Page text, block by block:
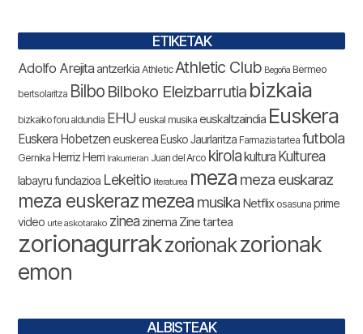
ETIKETAK
Adolfo Arejitaantzerkia Athletic Athletic Club Begoña Bermeo
bertsolaritza Bilbo Bilboko Eleizbarrutia bizkaia
bizkaiko foru aldundia EHU euskal musika euskaltzaindia Euskera
Euskera Hobetzeneuskerea Eusko Jaurlaritza Farmazia tartea futbola
Gernika Herriz Herri Irakurrieran Juan del Arco kirolakultura Kulturea
labayru fundazioa Lekeitio literaturea meza meza euskaraz
meza euskerazmezea musika Netflix osasuna prime
video urte askotarako zinea zinema Zine tartea
zorionagurrakzorionakzorionak
emon
ALBISTEAK